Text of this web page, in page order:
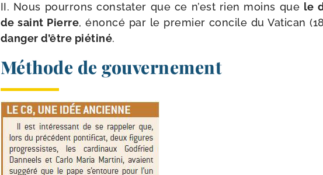
II. Nous pour­rons consta­ter que ce n’est rien moins que le
de saint Pierre, énon­cé par le pre­mier concile du Vatican
dan­ger d’être pié­ti­né.
Méthode de gouvernement